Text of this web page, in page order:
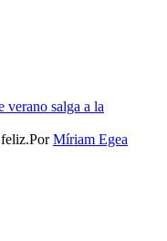
verano salga a la
PorMíriam Egea